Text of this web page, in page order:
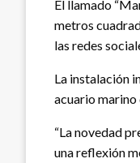
El llamado
metros
las redes
La instalación
acuario marino
“La novedad
una reflexión